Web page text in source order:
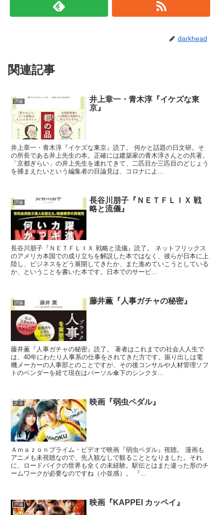
darkhead
関連記事
評論
井上章一・青木淳『イケズな東
京』
井上章一・青木淳『イケズな東京』読了。 何かと話題の日文研。そ
の所長である井上先生の本。正確には建築家の青木淳さんとの共著。
「京都ぎらい」の井上先生を連れてきて、二匹目か三匹目のどじょう
を捕まえたいという編集者の目論見は、コロナによ...
評論
長谷川朋子『ＮＥＴＦＬＩＸ 戦
略と流儀』
長谷川朋子『ＮＥＴＦＬＩＸ 戦略と流儀』読了。 ネットフリックス
のアメリカ本国での成り立ちを解説した本ではなく、彼らが日本に上
陸し、ビジネスをどう展開してきたか、また進めていこうとしている
か、ということを書いた本です。日本でのサービ...
評論 藤井薫『人事ガチャの秘密』
藤井薫『人事ガチャの秘密』読了。 著者はこれまでの社会人人生で
は、40年にわたり人事系の仕事をされてきた方です。振り出しは電
機メーカーの人事部とのことですが、その後コンサルや人材管理ソフ
トのベンダーを経て現在はパーソル傘下のシンクタ...
評論 映画『弱虫ペダル』
Ａｍａｚｏｎプライム・ビデオで映画『弱虫ペダル』視聴。 漫画も
アニメも未視聴なので、先入観なしで観ることとなりました。それ
に、ロードバイクの世界も全くの未経験。駅伝とはまた違った形のチ
ームワークが必要なのですね（小並感）。 『...
評論 映画『KAPPEI カッペイ』